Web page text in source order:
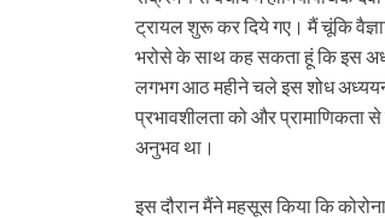
ट्रायल शुरू कर दिये गए। मैं चूंकि
भरोसे के साथ कह सकता हूं कि इस
लगभग आठ महीने चले इस शोध अध्ययन
प्रभावशीलता को और प्रामाणिकता
अनुभव था।
इस दौरान मैंने महसूस किया कि